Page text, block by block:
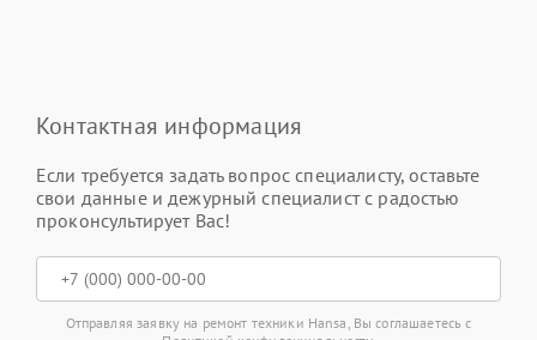
Контактная информация
Если требуется задать вопрос специалисту, оставьте
свои данные и дежурный специалист с радостью
проконсультирует Вас!
Отправляя заявку на ремонт техники Hansa, Вы соглашаетесь с